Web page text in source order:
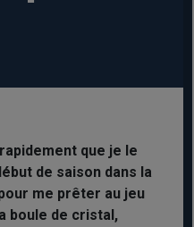
que je le
de saison dans la
me prêter au jeu
boule de cristal,